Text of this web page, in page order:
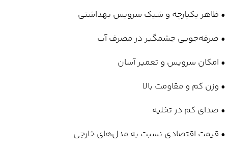
• ظاهر یکپارچه و شیک سرویس بهداشتی
• صرفه‌جویی چشمگیر در مصرف آب
• امکان سرویس و تعمیر آسان
• وزن کم و مقاومت بالا
• صدای کم در تخلیه
• قیمت اقتصادی نسبت به مدل‌های خارجی